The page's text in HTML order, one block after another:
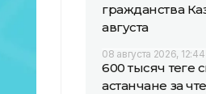
гражданства
августа
08 августа 2026, 12:44
600 тысяч теңге
астанчане за